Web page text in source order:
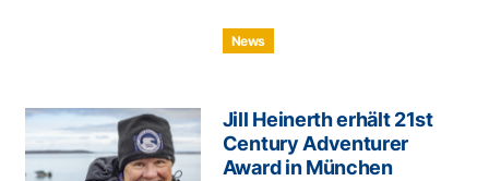
News
Jill Heinerth erhält 21st
Century Adventurer
Award in München